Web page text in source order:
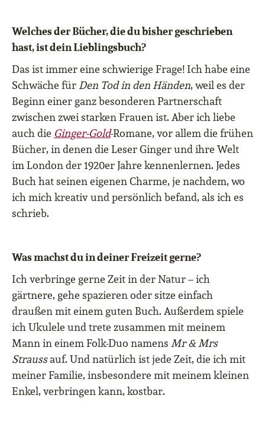
Welches der Bücher, die du bisher geschrieben
hast, ist dein Lieblingsbuch?
Das ist immer eine schwierige Frage! Ich habe eine
Schwäche für Den Tod in den Händen, weil es der
Beginn einer ganz besonderen Partnerschaft
zwischen zwei starken Frauen ist. Aber ich liebe
auch die Ginger-Gold-Romane, vor allem die frühen
Bücher, in denen die Leser Ginger und ihre Welt
im London der 1920er Jahre kennenlernen. Jedes
Buch hat seinen eigenen Charme, je nachdem, wo
ich mich kreativ und persönlich befand, als ich es
schrieb.
Was machst du in deiner Freizeit gerne?
Ich verbringe gerne Zeit in der Natur – ich
gärtnere, gehe spazieren oder sitze einfach
draußen mit einem guten Buch. Außerdem spiele
ich Ukulele und trete zusammen mit meinem
Mann in einem Folk-Duo namens Mr & Mrs
Straussauf. Und natürlich ist jede Zeit, die ich mit
meiner Familie, insbesondere mit meinem kleinen
Enkel, verbringen kann, kostbar.